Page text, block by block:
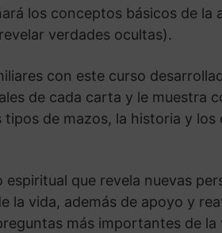
los conceptos básicos de
verdades ocultas).
con este curso
de cada carta y le muestra
de mazos, la historia y
que revela nuevas
la vida, además de apoyo y
más importantes de